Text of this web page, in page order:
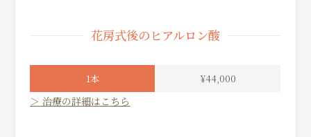
花房式後のヒアルロン酸
1本 ¥44,000
＞ 治療の詳細はこちら